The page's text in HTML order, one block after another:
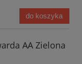
do koszyka
AA Zielona